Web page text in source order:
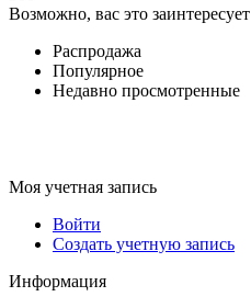
Возможно, вас это заинтересует
Распродажа
Популярное
Недавно просмотренные
Моя учетная запись
Войти
Создать учетную запись
Информация